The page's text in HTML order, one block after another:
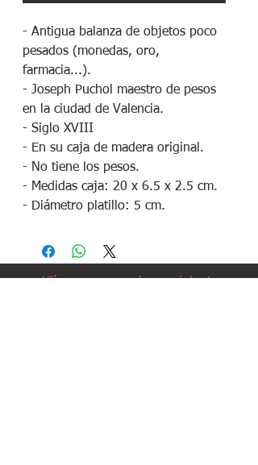
- Antigua balanza de objetos poco
pesados (monedas, oro,
farmacia...).
- Joseph Puchol maestro de pesos
en la ciudad de Valencia.
- Siglo XVIII
- En su caja de madera original.
- No tiene los pesos.
- Medidas caja: 20 x 6.5 x 2.5 cm.
- Diámetro platillo: 5 cm.
¡Síguenos en redes sociales!